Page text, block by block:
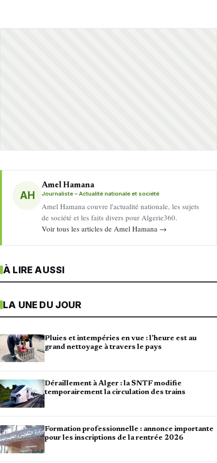
AH
Amel Hamana
Journaliste – Actualité nationale et société
Amel Hamana couvre l'actualité nationale, les sujets
de société et les faits divers pour Algerie360.
Voir tous les articles de Amel Hamana →
À LIRE AUSSI
LA UNE DU JOUR
Pluies et intempéries en vue : l’heure est au
grand nettoyage à travers le pays
Déraillement à Alger : la SNTF modifie
temporairement la circulation des trains
Formation professionnelle : annonce importante
pour les inscriptions de la rentrée 2026